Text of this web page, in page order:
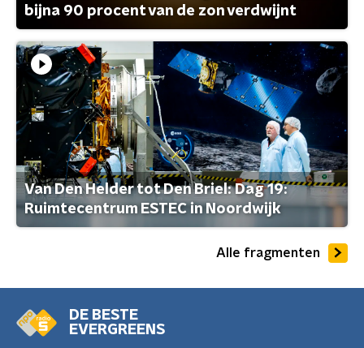
bijna 90 procent van de zon verdwijnt
Van Den Helder tot Den Briel: Dag 19:
Ruimtecentrum ESTEC in Noordwijk
Alle fragmenten
DE BESTE
EVERGREENS